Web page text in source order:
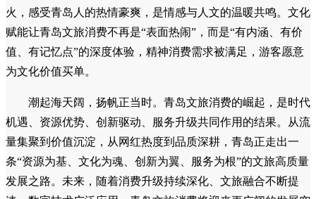
火，感受青岛人的热情豪爽，是情感与人文的温暖共鸣。文化
赋能让青岛文旅消费不再是“表面热闹”，而是“有内涵、有价
值、有记忆点”的深度体验，精神消费需求被满足，游客愿意
为文化价值买单。
潮起海天阔，扬帆正当时。青岛文旅消费的崛起，是时代
机遇、资源优势、创新驱动、服务升级共同作用的结果。从流
量集聚到价值沉淀，从网红热度到品质深耕，青岛正走出一
条“资源为基、文化为魂、创新为翼、服务为根”的文旅高质量
发展之路。未来，随着消费升级持续深化、文旅融合不断提